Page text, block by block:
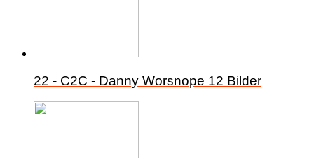
22 - C2C - Danny Worsnope 12 Bilder